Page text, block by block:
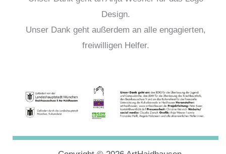
Design.
Unser Dank geht außerdem an alle engagierten,
freiwilligen Helfer.